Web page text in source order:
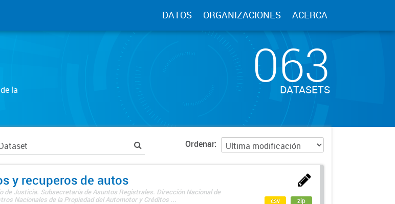
DATOS ORGANIZACIONES ACERCA
la
063
DATASETS
Ordenar
y recuperos de autos
de Justicia. Subsecretaría de Asuntos Registrales. Dirección Nacional de
Nacionales de la Propiedad del Automotor y Créditos ...
csv zip